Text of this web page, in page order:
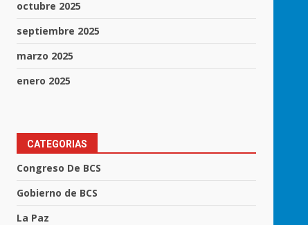
octubre 2025
septiembre 2025
marzo 2025
enero 2025
CATEGORIAS
Congreso De BCS
Gobierno de BCS
La Paz